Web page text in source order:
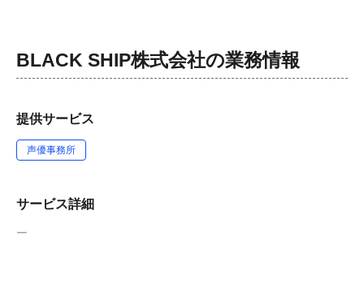
BLACK SHIP株式会社の業務情報
提供サービス
声優事務所
サービス詳細
ー